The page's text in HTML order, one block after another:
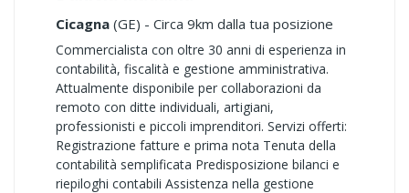
Cicagna (GE) - Circa 9km dalla tua posizione
Commercialista con oltre 30 anni di esperienza in
contabilità, fiscalità e gestione amministrativa.
Attualmente disponibile per collaborazioni da
remoto con ditte individuali, artigiani,
professionisti e piccoli imprenditori. Servizi offerti:
Registrazione fatture e prima nota Tenuta della
contabilità semplificata Predisposizione bilanci e
riepiloghi contabili Assistenza nella gestione